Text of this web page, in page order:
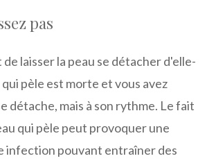
pas
laisser la peau se détacher d'elle-
qui pèle est morte et vous avez
détache, mais à son rythme. Le fait
qui pèle peut provoquer une
infection pouvant entraîner des